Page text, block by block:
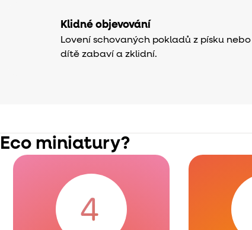
Klidné objevování
Lovení schovaných pokladů z písku
dítě zabaví a zklidní.
miniatury?